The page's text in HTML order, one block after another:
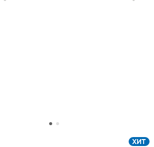
ХИТ